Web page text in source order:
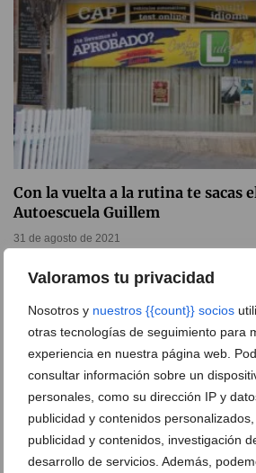
Valoramos tu privacidad
Nosotros y nuestros {{count}} socios
otras tecnologías de seguimiento para
experiencia en nuestra página web.
consultar información sobre un
personales, como su dirección IP y
publicidad y contenidos
publicidad y contenidos, investigación
desarrollo de servicios. Además,
Con la vuelta a la rutina te sacas
Autoescuela Guillem
31 de agosto de 2021